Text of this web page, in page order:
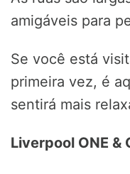
amigáveis para
Se você está
primeira vez, é
sentirá mais
Liverpool ONE